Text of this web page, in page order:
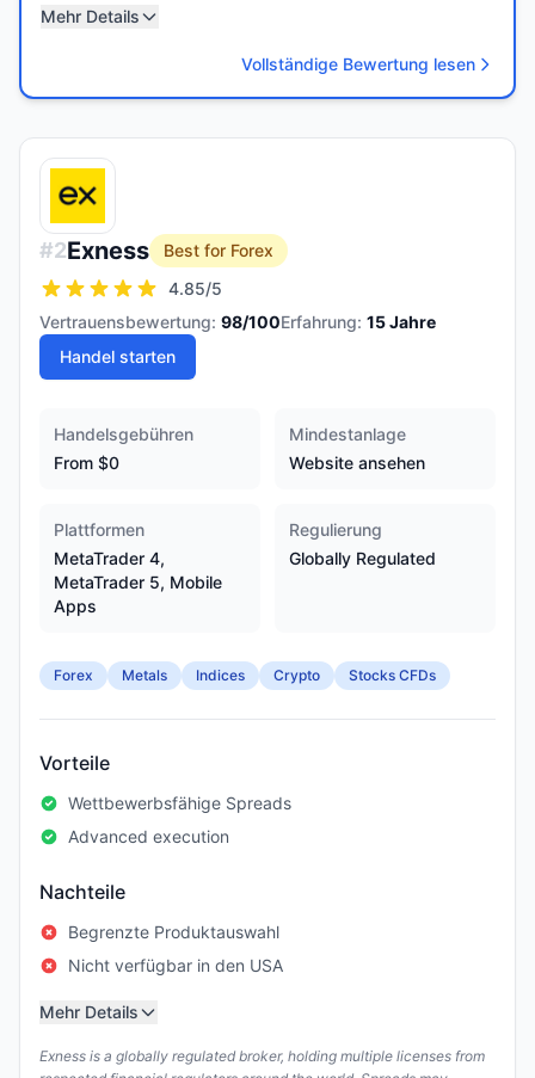
Mehr Details
Vollständige Bewertung lesen
#2Exness
Best for Forex
4.85/5
Vertrauensbewertung: 98/100Erfahrung: 15Jahre
Handel starten
Handelsgebühren
From $0
Mindestanlage
Website ansehen
Plattformen
MetaTrader 4,
MetaTrader 5, Mobile
Apps
Regulierung
Globally Regulated
Forex Metals Indices Crypto Stocks CFDs
Vorteile
Wettbewerbsfähige Spreads
Advanced execution
Nachteile
Begrenzte Produktauswahl
Nicht verfügbar in den USA
Mehr Details
Exness is a globally regulated broker, holding multiple licenses from